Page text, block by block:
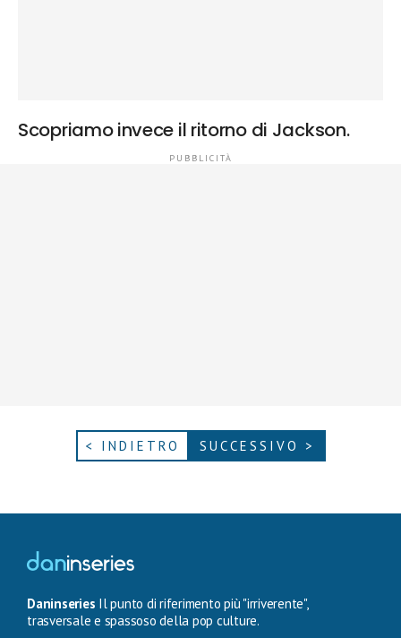
Scopriamo invece il ritorno di Jackson.
< INDIETRO SUCCESSIVO >
Daninseries Il punto di riferimento più "irriverente",
trasversale e spassoso della pop culture.